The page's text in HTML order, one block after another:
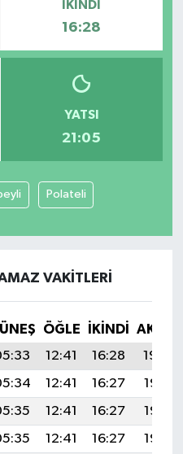
İKINDI
16:28
YATSI
21:05
Polateli
VAKITLERI
ÖĞLE İKINDI
12:41 16:28
19:39
12:41 16:27
19:38
12:41 16:27
19:37
12:41 16:27
19:36